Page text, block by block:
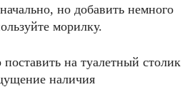
но добавить немного
морилку.
на туалетный столик
наличия